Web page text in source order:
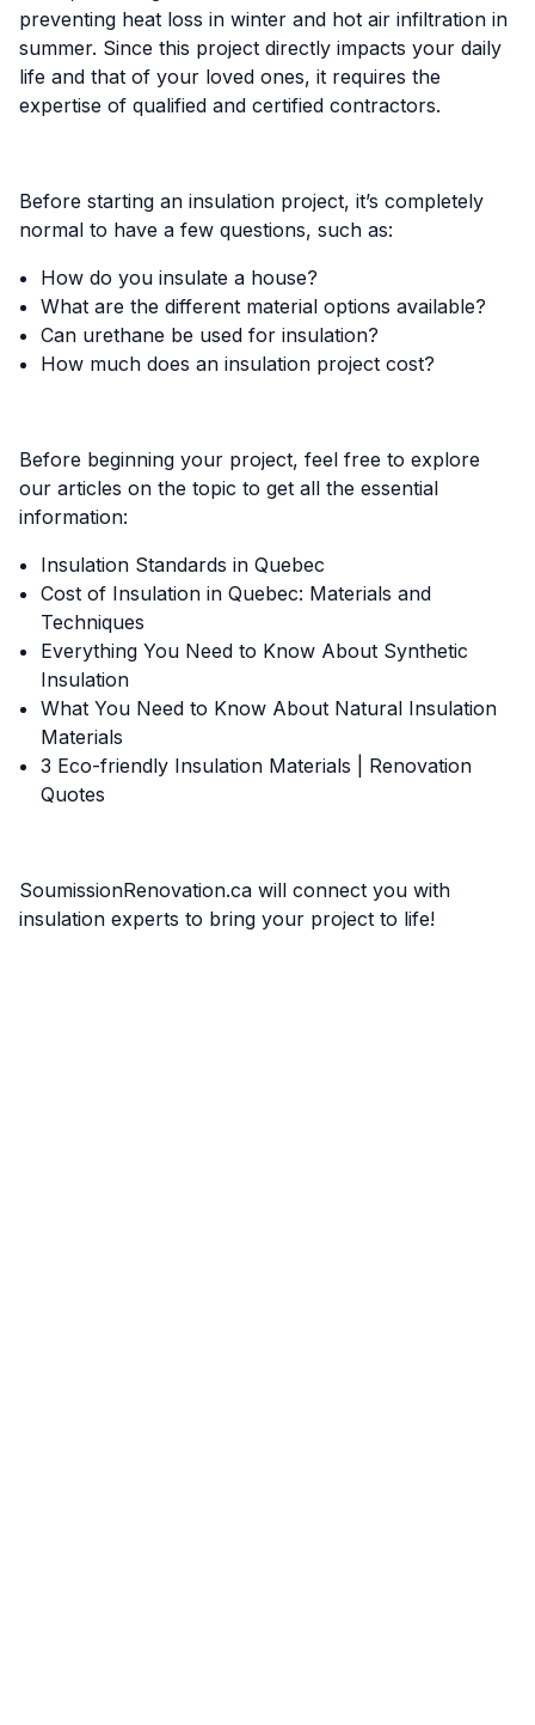
preventing heat loss in winter and hot air infiltration in
summer. Since this project directly impacts your daily
life and that of your loved ones, it requires the
expertise of qualified and certified contractors.
Before starting an insulation project, it’s completely
normal to have a few questions, such as:
How do you insulate a house?
What are the different material options available?
Can urethane be used for insulation?
How much does an insulation project cost?
Before beginning your project, feel free to explore
our articles on the topic to get all the essential
information:
Insulation Standards in Quebec
Cost of Insulation in Quebec: Materials and
Techniques
Everything You Need to Know About Synthetic
Insulation
What You Need to Know About Natural Insulation
Materials
3 Eco-friendly Insulation Materials | Renovation
Quotes
SoumissionRenovation.ca will connect you with
insulation experts to bring your project to life!